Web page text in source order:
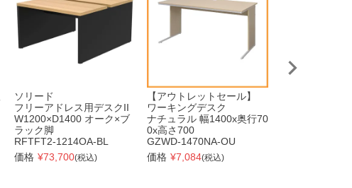
ソリード
フリーアドレス用デスクII
W1200×D1400 オーク×ブ
ラック脚
RFTFT2-1214OA-BL
価格 ¥73,700(税込)
【アウトレットセール】
ワーキングデスク
ナチュラル 幅1400x奥行70
0x高さ700
GZWD-1470NA-OU
価格 ¥7,084(税込)